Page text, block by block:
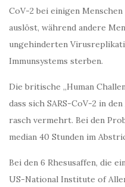
CoV-2 bei einigen
auslöst, während andere
ungehinderten
Immunsystems sterben.
Die britische „Human
dass sich SARS-CoV-2 in
rasch vermehrt. Bei den
median 40 Stunden im
Bei den 6 Rhesusaffen, die
US-National Institute of